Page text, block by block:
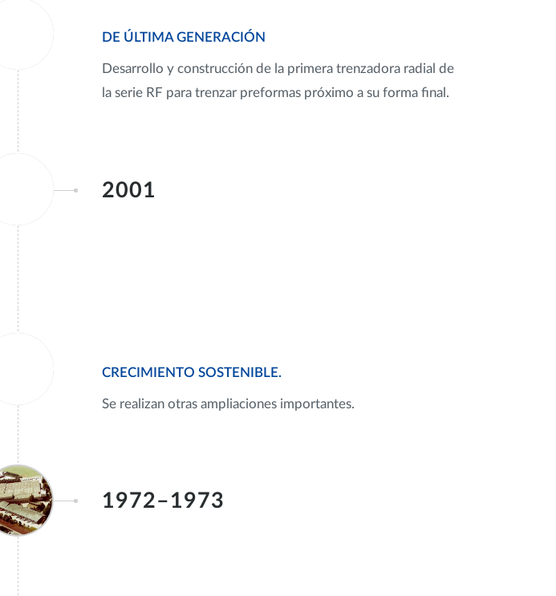
DE ÚLTIMA GENERACIÓN
Desarrollo y construcción de la primera trenzadora radial de
la serie RF para trenzar preformas próximo a su forma final.
2001
CRECIMIENTO SOSTENIBLE.
Se realizan otras ampliaciones importantes.
1972–1973